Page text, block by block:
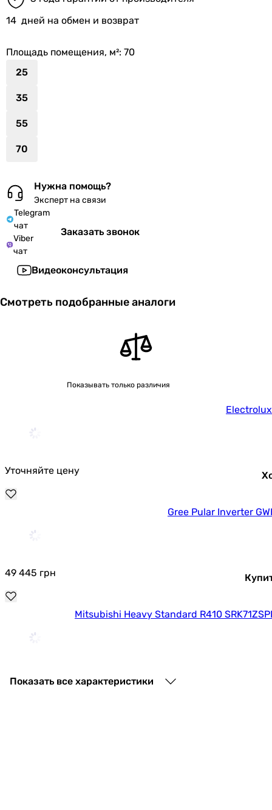
14 дней на обмен и возврат
Площадь помещения, м²: 70
25
35
55
70
Нужна помощь?
Эксперт на связи
Telegram
чат
Viber
чат
Заказать звонок
Видеоконсультация
Смотреть подобранные аналоги
Показывать только различия
Уточняйте цену
Gree Pular Inverter
49 445 грн
Mitsubishi Heavy Standard R410
79 000
Показать все характеристики